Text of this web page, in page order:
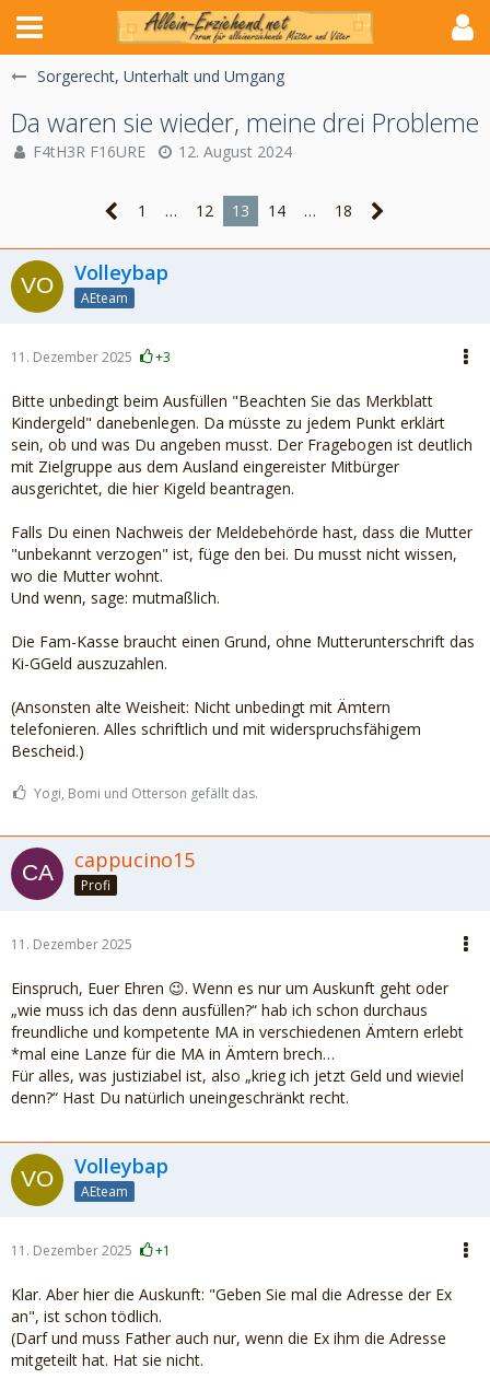
Sorgerecht, Unterhalt und Umgang
Da waren sie wieder, meine drei Probleme
F4tH3R F16URE 12. August 2024
1 … 12 13 14 … 18
Volleybap
AEteam
11. Dezember 2025 +3
Bitte unbedingt beim Ausfüllen "Beachten Sie das Merkblatt
Kindergeld" danebenlegen. Da müsste zu jedem Punkt erklärt
sein, ob und was Du angeben musst. Der Fragebogen ist deutlich
mit Zielgruppe aus dem Ausland eingereister Mitbürger
ausgerichtet, die hier Kigeld beantragen.
Falls Du einen Nachweis der Meldebehörde hast, dass die Mutter
"unbekannt verzogen" ist, füge den bei. Du musst nicht wissen,
wo die Mutter wohnt.
Und wenn, sage: mutmaßlich.
Die Fam-Kasse braucht einen Grund, ohne Mutterunterschrift das
Ki-GGeld auszuzahlen.
(Ansonsten alte Weisheit: Nicht unbedingt mit Ämtern
telefonieren. Alles schriftlich und mit widerspruchsfähigem
Bescheid.)
Yogi, Bomi und Otterson gefällt das.
cappucino15
Profi
11. Dezember 2025
Einspruch, Euer Ehren 😉. Wenn es nur um Auskunft geht oder
„wie muss ich das denn ausfüllen?“ hab ich schon durchaus
freundliche und kompetente MA in verschiedenen Ämtern erlebt
*mal eine Lanze für die MA in Ämtern brech…
Für alles, was justiziabel ist, also „krieg ich jetzt Geld und wieviel
denn?“ Hast Du natürlich uneingeschränkt recht.
Volleybap
AEteam
11. Dezember 2025 +1
Klar. Aber hier die Auskunft: "Geben Sie mal die Adresse der Ex
an", ist schon tödlich.
(Darf und muss Father auch nur, wenn die Ex ihm die Adresse
mitgeteilt hat. Hat sie nicht.